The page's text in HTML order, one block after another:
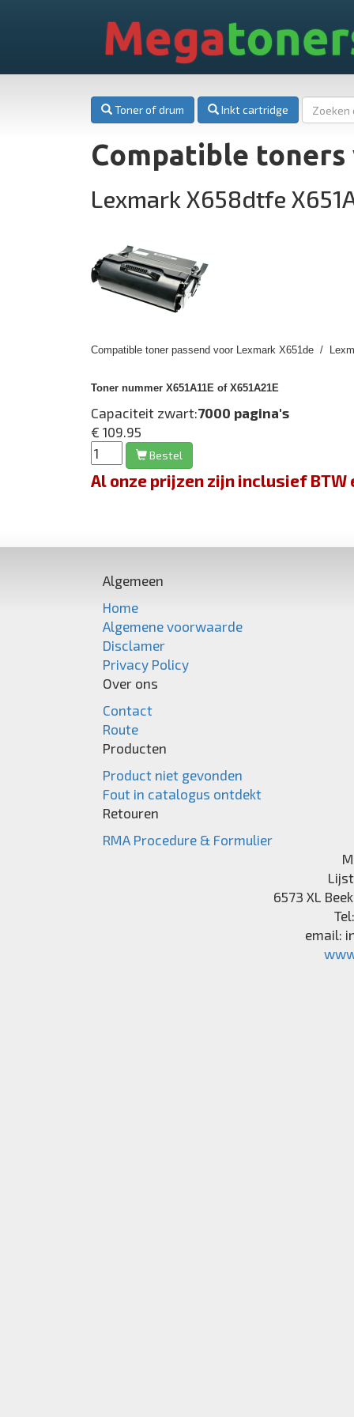
Mega
Toner of drum Inkt cartridge
Compatible
Lexmark X658dtfe
Compatible toner passend voor Lexmark X651de /
Toner nummer X651A11E of X651A21E
Capaciteit zwart:7000 pagina's
€ 109.95
Bestel
Al onze prijzen zijn inclusief
Algemeen
Home
Algemene voorwaarde
Disclamer
Privacy Policy
Over ons
Contact
Route
Producten
Product niet gevonden
Fout in catalogus ontdekt
Retouren
RMA Procedure & Formulier
6573 XL
email: